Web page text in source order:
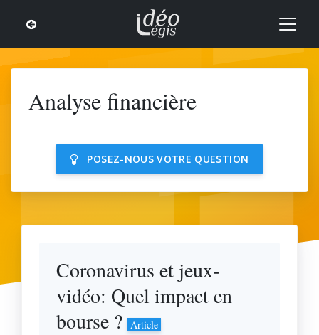
Analyse financière
POSEZ-NOUS VOTRE QUESTION
Coronavirus et jeux-
vidéo: Quel impact en
bourse ? Article